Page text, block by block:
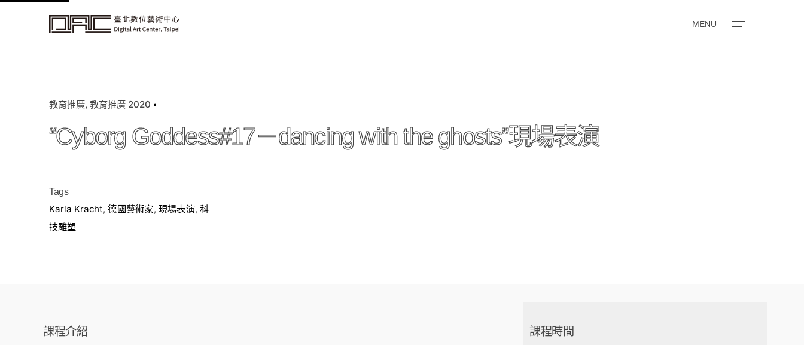
k
MENU
教育推廣 教育推廣 2020
“Cyborg Goddess#17－dancing with the ghosts”現場表演
Tags
Karla Kracht,德國藝術家, 現場表演,科
技雕塑
課程介紹 課程時間